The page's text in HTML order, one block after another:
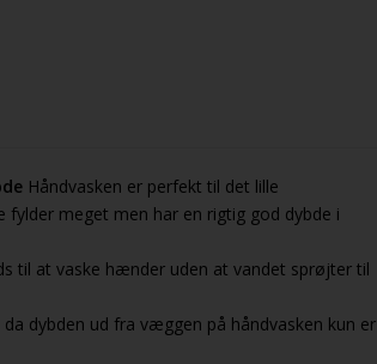
Håndvasken er perfekt til det lille
meget men har en rigtig god dybde i
til at vaske hænder uden at vandet sprøjter til
dybden ud fra væggen på håndvasken kun er